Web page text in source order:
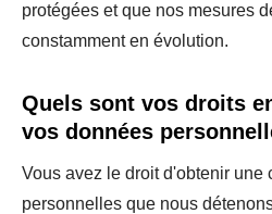
protégées et que nos mesures
constamment en évolution.
Quels sont vos droits
vos données
Vous avez le droit d'obtenir une
personnelles que nous